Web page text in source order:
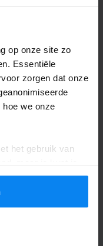
op onze site zo
Essentiële
zorgen dat onze
we onze
het gebruik van
Bekijk voor alle
und Übernahme
10
gut gereinigt.
5 augustus 2026